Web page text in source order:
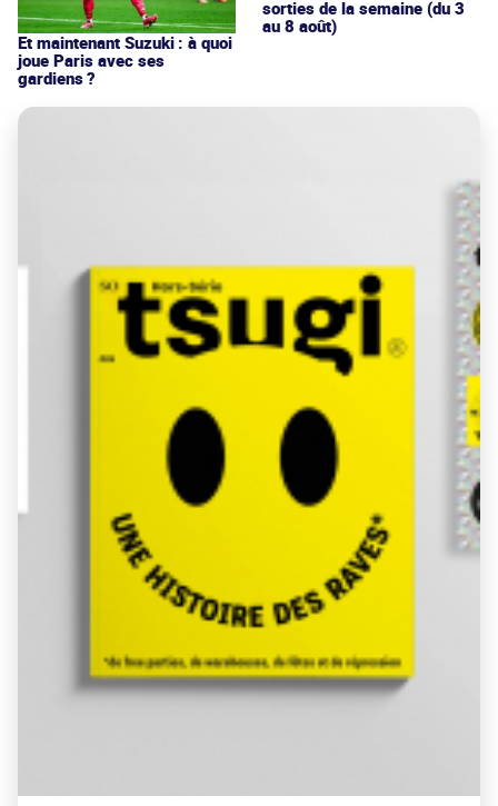
Et maintenant Suzuki : à quoi
joue Paris avec ses
gardiens ?
sorties de la semaine (du 3
au 8 août)